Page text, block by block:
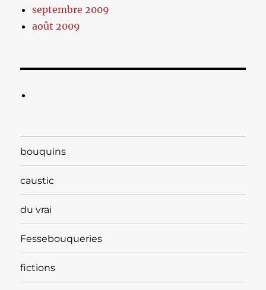
septembre 2009
août 2009
bouquins
caustic
du vrai
Fessebouqueries
fictions